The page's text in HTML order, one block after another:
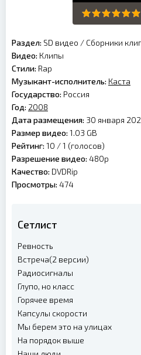
Раздел: SD видео / Сборники
Видео: Клипы
Стили: Rap
Музыкант-исполнитель: Каста
Государство: Россия
Год: 2008
Дата размещения: 30 января
Размер видео: 1.03 GB
Рейтинг: 10 /1 (голосов)
Разрешение видео: 480p
Качество: DVDRip
Просмотры: 474
Сетлист
Ревность
Встреча(2 версии)
Радиосигналы
Глупо, но класс
Горячее время
Капсулы скорости
Мы берем это на улицах
На порядок выше